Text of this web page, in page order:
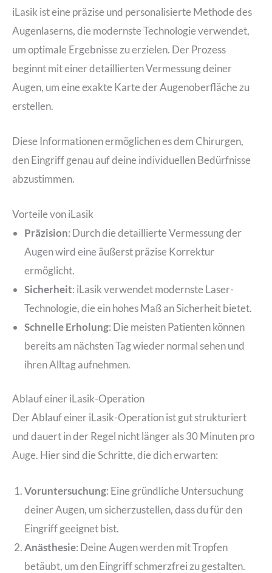
iLasik ist eine präzise und personalisierte Methode des
Augenlaserns, die modernste Technologie verwendet,
um optimale Ergebnisse zu erzielen. Der Prozess
beginnt mit einer detaillierten Vermessung deiner
Augen, um eine exakte Karte der Augenoberfläche zu
erstellen.
Diese Informationen ermöglichen es dem Chirurgen,
den Eingriff genau auf deine individuellen Bedürfnisse
abzustimmen.
Vorteile von iLasik
Präzision: Durch die detaillierte Vermessung der
Augen wird eine äußerst präzise Korrektur
ermöglicht.
Sicherheit: iLasik verwendet modernste Laser-
Technologie, die ein hohes Maß an Sicherheit bietet.
Schnelle Erholung: Die meisten Patienten können
bereits am nächsten Tag wieder normal sehen und
ihren Alltag aufnehmen.
Ablauf einer iLasik-Operation
Der Ablauf einer iLasik-Operation ist gut strukturiert
und dauert in der Regel nicht länger als 30 Minuten pro
Auge. Hier sind die Schritte, die dich erwarten:
Voruntersuchung: Eine gründliche Untersuchung
deiner Augen, um sicherzustellen, dass du für den
Eingriff geeignet bist.
Anästhesie: Deine Augen werden mit Tropfen
betäubt, um den Eingriff schmerzfrei zu gestalten.